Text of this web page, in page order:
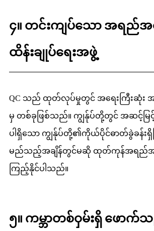
၄။ တင်းကျပ်သော အရည်
ထိန်းချုပ်ရေးအဖွဲ့
QC သည် ထုတ်လုပ်မှုတွင် အရေးကြီးဆုံး အ
မှ တစ်ခုဖြစ်သည်။ ကျွန်ုပ်တို့တွင် အဆင့်မြင့်
ပါရှိသော ကျွန်ုပ်တို့၏ကိုယ်ပိုင်ဓာတ်ခွဲခန်း
မည်သည့်အချိန်တွင်မဆို ထုတ်ကုန်အရည်အ
ကြည့်နိုင်ပါသည်။
၅။ ကမ္ဘာတစ်ဝှမ်းရှိ ဖောက်သ